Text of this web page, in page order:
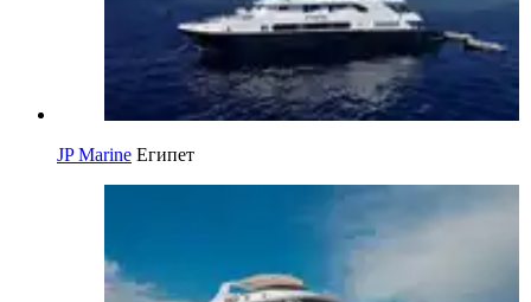
JP Marine Египет